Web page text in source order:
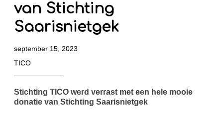
van Stichting
Saarisnietgek
september 15, 2023
TICO
Stichting TICO werd verrast met een hele mooie
donatie van Stichting Saarisnietgek